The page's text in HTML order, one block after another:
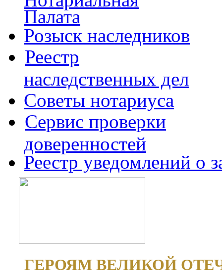
Палата
Розыск наследников
Реестр
наследственных дел
Советы нотариуса
Сервис проверки
доверенностей
Реестр уведомлений о
ГЕРОЯМ ВЕЛИКОЙ